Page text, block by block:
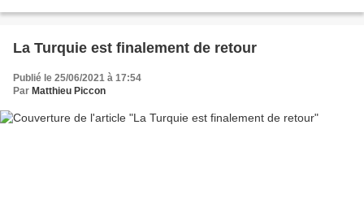
La Turquie est finalement de retour
Publié le 25/06/2021 à 17:54
Par Matthieu Piccon